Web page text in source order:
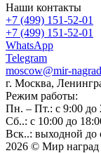
Наши контакты
+7 (499) 151-52-01
+7 (499) 151-52-01
WhatsApp
Telegram
moscow@mir-
г. Москва,
Режим работы:
Пн. – Пт.: с 9:00 до
Сб..: с 10:00 до
Вск..: выходной до
2026 © Мир наград